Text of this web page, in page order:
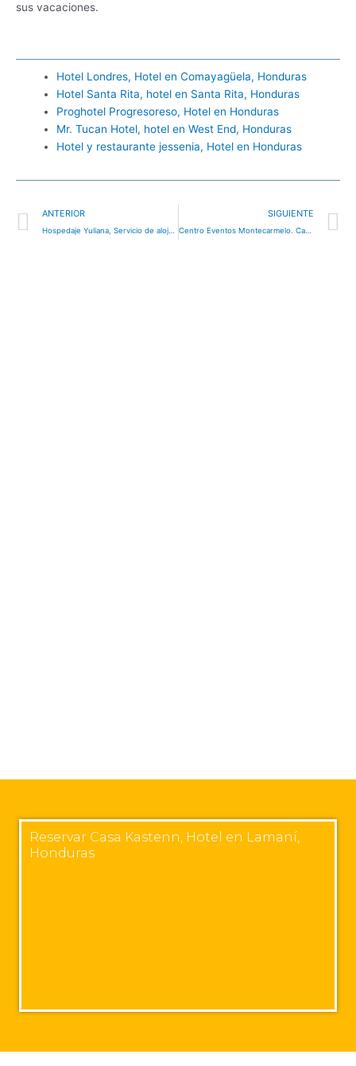
sus vacaciones.
Hotel Londres, Hotel en Comayagüela, Honduras
Hotel Santa Rita, hotel en Santa Rita, Honduras
Proghotel Progresoreso, Hotel en Honduras
Mr. Tucan Hotel, hotel en West End, Honduras
Hotel y restaurante jessenia, Hotel en Honduras
Ant
ANTERIOR SIGUIENTE
Centro Eventos Montecarmelo. Campamento, Hotel en Honduras
Reservar Casa Kastenn, Hotel en Lamaní,
Honduras